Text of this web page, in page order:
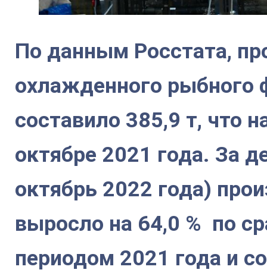
По данным Росстата,
охлажденного рыбного
составило 385,9 т, что
октябре 2021 года. За
октябрь 2022 года)
выросло на 64,0 % по
периодом 2021 года и